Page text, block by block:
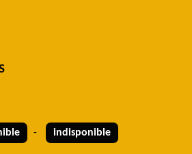
- indisponible